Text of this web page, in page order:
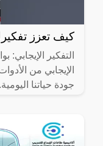
كيف تعزز
التفكير الإيجابي:
الإيجابي من
جودة حياتنا